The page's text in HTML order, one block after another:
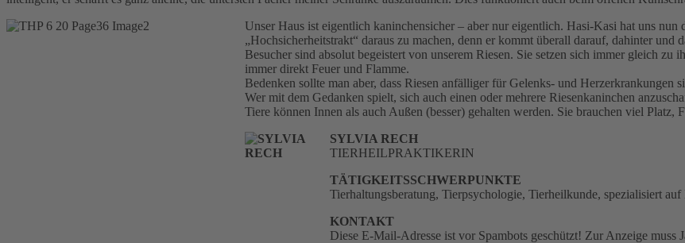
Unser Haus ist eigentlich kaninchensicher – aber nur eigentlich. Hasi-Kasi hat uns nun
„Hochsicherheitstrakt“ daraus zu machen, denn er kommt überall darauf, dahinter und
Besucher sind absolut begeistert von unserem Riesen. Sie setzen sich immer gleich
immer direkt Feuer und Flamme.
Bedenken sollte man aber, dass Riesen anfälliger für Gelenks- und Herzerkrankungen
Wer mit dem Gedanken spielt, sich auch einen oder mehrere Riesenkaninchen
Tiere können Innen als auch Außen (besser) gehalten werden. Sie brauchen viel
SYLVIA RECH
TIERHEILPRAKTIKERIN
TÄTIGKEITSSCHWERPUNKTE
Tierhaltungsberatung, Tierpsychologie, Tierheilkunde, spezialisiert
KONTAKT
Diese E-Mail-Adresse ist vor Spambots geschützt! Zur Anzeige muss